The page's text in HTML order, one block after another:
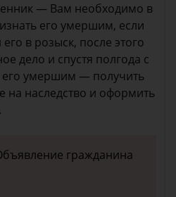
— Вам необходимо в
его умершим, если
в розыск, после этого
дело и спустя полгода с
умершим — получить
на наследство и оформить
гражданина